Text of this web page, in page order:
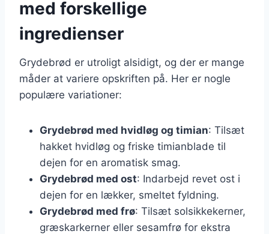
med forskellige
ingredienser
Grydebrød er utroligt alsidigt, og der er mange
måder at variere opskriften på. Her er nogle
populære variationer:
Grydebrød med hvidløg og timian: Tilsæt
hakket hvidløg og friske timianblade til
dejen for en aromatisk smag.
Grydebrød med ost: Indarbejd revet ost i
dejen for en lækker, smeltet fyldning.
Grydebrød med frø: Tilsæt solsikkekerner,
græskarkerner eller sesamfrø for ekstra